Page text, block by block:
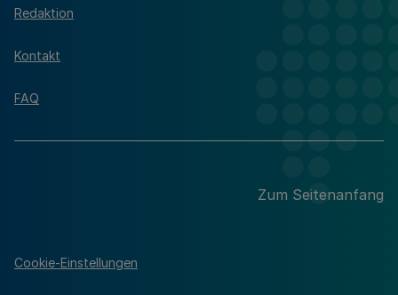
Redaktion
Kontakt
FAQ
Zum Seitenanfang
Cookie-Einstellungen